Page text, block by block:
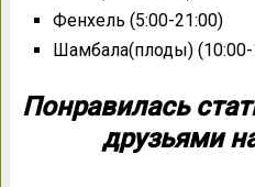
Фенхель (5:00-21:00)
Шамбала(плоды) (10:00-
Понравилась
друзьями